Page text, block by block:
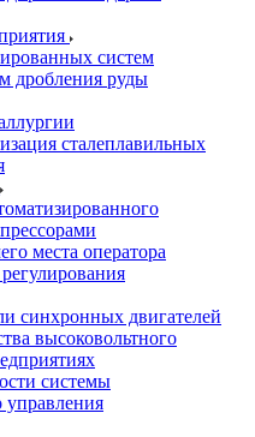
систем
дробления руды
сталеплавильных
места оператора
синхронных двигателей
высоковольтного
системы
управления